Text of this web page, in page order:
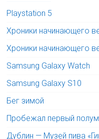
Playstation 5
Хроники начинающего
Хроники начинающего
Samsung Galaxy Watch
Samsung Galaxy S10
Бег зимой
Пробежал первый
Дублин — Музей пива